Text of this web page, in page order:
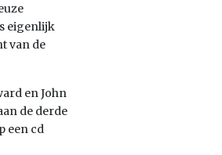
eigenlijk
van de
en John
de derde
een cd